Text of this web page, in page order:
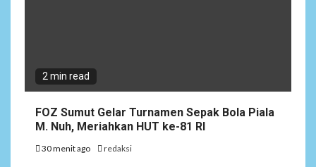
2 min read
FOZ Sumut Gelar Turnamen Sepak Bola Piala
M. Nuh, Meriahkan HUT ke-81 RI
30 menit ago redaksi